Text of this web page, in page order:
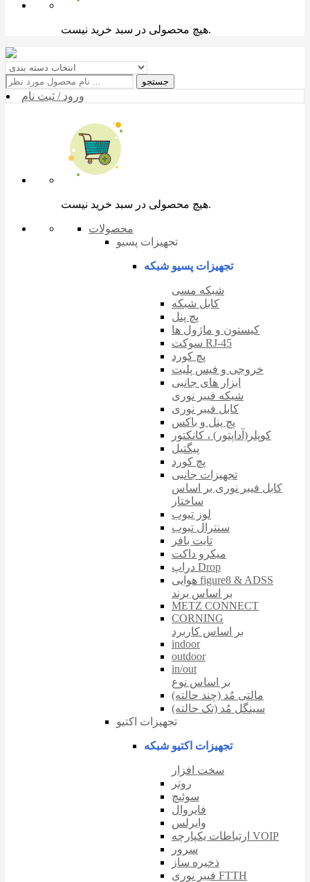
هیچ محصولی در سبد خرید نیست.
جستجو
ورود / ثبت نام
هیچ محصولی در سبد خرید نیست.
محصولات
تجهیزات پسیو
تجهیزات پسیو شبکه
شبکه مسی
کابل شبکه
پچ پنل
کیستون و ماژول ها
سوکت RJ-45
پچ کورد
خروجی و فیس پلیت
ابزار های جانبی
شبکه فیبر نوری
کابل فیبر نوری
پچ پنل و باکس
کوپلر(آداپتور) ، کانکتور
پیگتیل
پچ کورد
تجهیزات جانبی
کابل فیبر نوری بر اساس
ساختار
لوز تیوب
سنترال تیوب
تایت بافر
میکرو داکت
دراپ Drop
هوایی figure8 & ADSS
بر اساس برند
METZ CONNECT
CORNING
بر اساس کاربرد
indoor
outdoor
in/out
بر اساس نوع
مالتی مُد (چند حالته)
سینگل مُد (تک حالته)
تجهیزات اکتیو
تجهیزات اکتیو شبکه
سخت افزار
روتر
سوئیچ
فایروال
وایرلس
ارتباطات یکپارچه VOIP
سرور
ذخیره ساز
فیبر نوری FTTH